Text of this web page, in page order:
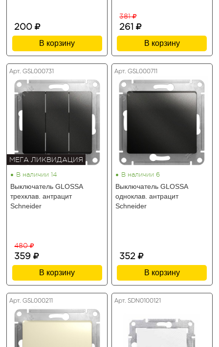
200
В корзину
381
261
В корзину
Арт. GSL000731
МЕГА ЛИКВИДАЦИЯ
• В наличии 14
Выключатель GLOSSA
трехклав. антрацит
Schneider
480
359
В корзину
Арт. GSL000711
• В наличии 6
Выключатель GLOSSA
одноклав. антрацит
Schneider
352
В корзину
Арт. GSL000211 Арт. SDN0100121